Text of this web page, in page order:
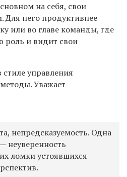
на себя, свои
Для него продуктивнее
или во главе команды, где
роль и видит свои
управления
Уважает
непредсказуемость. Одна
неуверенность
ломки устоявшихся